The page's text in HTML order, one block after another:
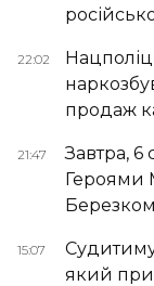
22:02
продаж
21:47
Завтра, 6
Героями
Березком
15:07
який